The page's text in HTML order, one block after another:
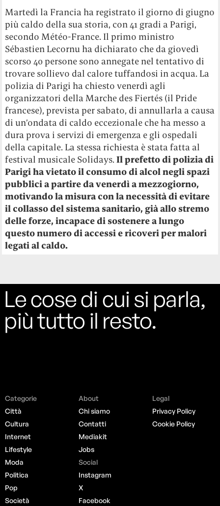
Martedì la Francia ha registrato il giorno di giugno
più caldo della sua storia, con 41 gradi a Parigi,
secondo Météo-France. Il primo ministro
Sébastien Lecornu ha dichiarato che da giovedì
scorso 40 persone sono annegate nel tentativo di
trovare sollievo dal calore tuffandosi in acqua. La
polizia di Parigi ha chiesto venerdì agli
organizzatori della Marche des Fiertés (il Pride
francese), prevista per sabato, di annullarla a causa
di un’ondata di caldo eccezionale che ha messo a
dura prova i servizi di emergenza e gli ospedali
della capitale. La stessa richiesta è stata fatta al
festival musicale Solidays.Il prefetto di polizia di
Parigi ha vietato il consumo di alcol negli spazi
pubblici a partire da venerdì a mezzogiorno,
motivando la misura con la necessità di evitare
il collasso del sistema sanitario, già allo stremo
delle forze, incapace di sostenere a lungo
questo numero di accessi e ricoveri per malori
legati al caldo.
Le cose di cui si parla,
più tutto il resto.
Categorie
Città
Cultura
Internet
Lifestyle
Moda
Politica
Pop
Società
About
Chi siamo
Contatti
Mediakit
Jobs
Social
Instagram
X
Facebook
Legal
Privacy Policy
Cookie Policy